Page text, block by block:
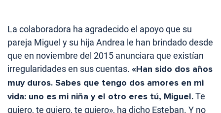
La colaboradora ha agradecido el apoyo que su
pareja Miguel y su hija Andrea le han brindado desde
que en noviembre del 2015 anunciara que existían
irregularidades en sus cuentas. «Han sido dos años
muy duros. Sabes que tengo dos amores en mi
vida: uno es mi niña y el otro eres tú, Miguel.Te
quiero, te quiero, te quiero», ha dicho Esteban. Y no